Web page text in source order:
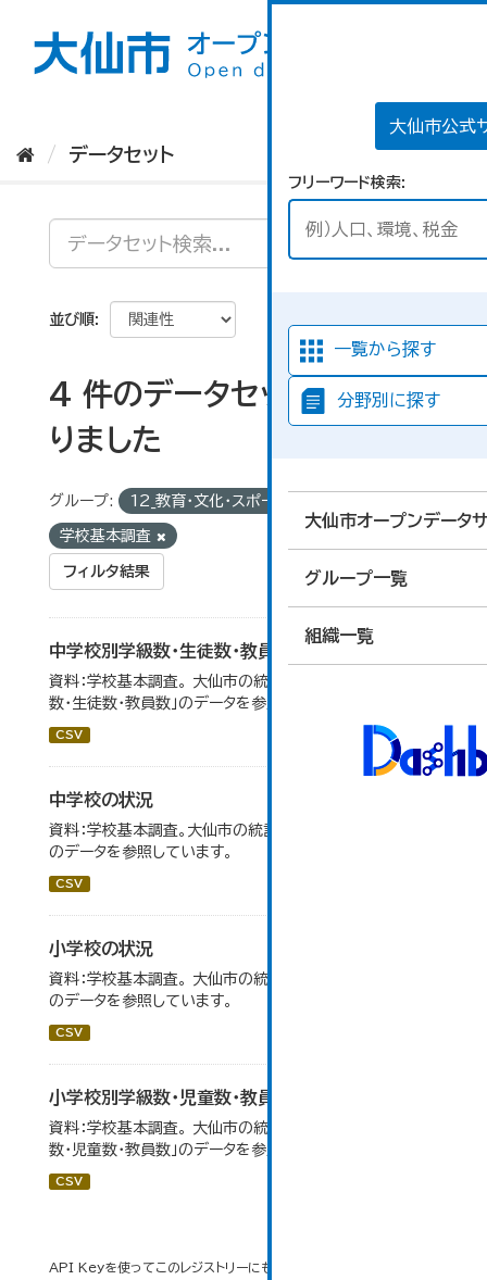
大仙市公式
フリーワード検索
一覧から探す
分野別に探す
大仙市オープンデータ
グループ一覧
組織一覧
データセット
並び順
4 件のデータセットが見つか
りました
グループ: 12_教育・文化・スポーツ・生活
学校基本調査
フィルタ結果
中学校別学級数・生徒数・教員数
資料：学校基本調査。 大仙市の統計「14-6 中学校別学級
数・生徒数・教員数」のデータを参照しています。
CSV
中学校の状況
資料：学校基本調査。大仙市の統計「14-5 中学校の状況」
のデータを参照しています。
CSV
小学校の状況
資料：学校基本調査。 大仙市の統計「14-3 小学校の状況」
のデータを参照しています。
CSV
小学校別学級数・児童数・教員数
資料：学校基本調査。 大仙市の統計「14-4 小学校別学級
数・児童数・教員数」のデータを参照しています。
CSV
API Keyを使ってこのレジストリーにもアクセス可能です